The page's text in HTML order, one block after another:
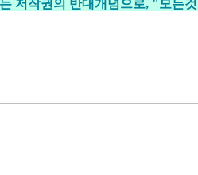
저작권의 반대개념으로, "모든